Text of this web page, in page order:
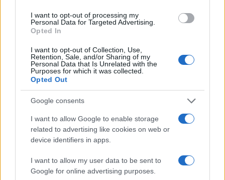
I want to opt-out of processing my
Personal Data for Targeted Advertising.
Opted In
I want to opt-out of Collection, Use,
Retention, Sale, and/or Sharing of my
Personal Data that Is Unrelated with the
Purposes for which it was collected.
Opted Out
Google consents
I want to allow Google to enable storage
related to advertising like cookies on web or
device identifiers in apps.
I want to allow my user data to be sent to
Google for online advertising purposes.
tranquillità: loro sì che se ne intendono! Al diavolo foghér,
spolért, kachelhofen, pellets ventilate e compagnia.
Rispondi
de-nazificando
29 Maggio 2022, 19:38 19:38
NAZISTI Britannici, come con gli ebrei 80 anni fa:
1939 – Come da mio Post precedente, del quale parla
2016- Il dono rifiutato. I 3mila bimbi profughi rifiutati da
Londra